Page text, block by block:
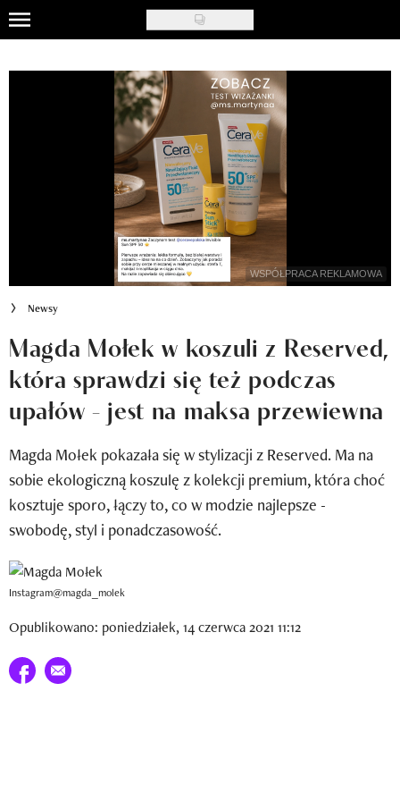
Skip
to
main
Newsy
Newsletter
Wizaz Summer Influ School
Mój profil / Zarejestruj się
WSPÓŁPRACA REKLAMOWA
Newsy
Magda Mołek w koszuli z Reserved,
która sprawdzi się też podczas
upałów - jest na maksa przewiewna
Magda Mołek pokazała się w stylizacji z Reserved. Ma na
sobie ekologiczną koszulę z kolekcji premium, która choć
kosztuje sporo, łączy to, co w modzie najlepsze -
swobodę, styl i ponadczasowość.
Instagram@magda_molek
Opublikowano: poniedziałek, 14 czerwca 2021 11:12
Udostępnij na facebook
E-mail do przyjaciela